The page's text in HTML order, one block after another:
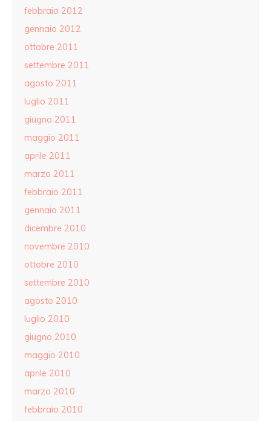
febbraio 2012
gennaio 2012
ottobre 2011
settembre 2011
agosto 2011
luglio 2011
giugno 2011
maggio 2011
aprile 2011
marzo 2011
febbraio 2011
gennaio 2011
dicembre 2010
novembre 2010
ottobre 2010
settembre 2010
agosto 2010
luglio 2010
giugno 2010
maggio 2010
aprile 2010
marzo 2010
febbraio 2010